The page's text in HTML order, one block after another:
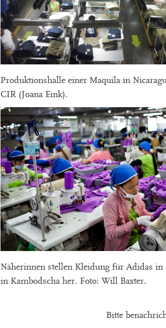
Produktionshalle einer Maquila in
CIR (Joana Eink).
Näherinnen stellen Kleidung für Adidas in
in Kambodscha her. Foto: Will Baxter.
Bitte